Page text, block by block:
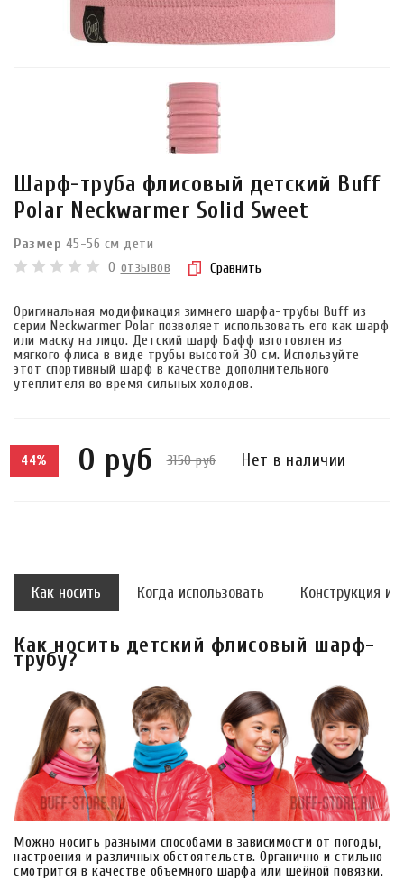
Шарф-труба флисовый детский Buff
Polar Neckwarmer Solid Sweet
Размер 45-56 см дети
0 отзывов Сравнить
Оригинальная модификация зимнего шарфа-трубы Buff из
серии Neckwarmer Polar позволяет использовать его как шарф
или маску на лицо. Детский шарф Бафф изготовлен из
мягкого флиса в виде трубы высотой 30 см. Используйте
этот спортивный шарф в качестве дополнительного
утеплителя во время сильных холодов.
44% 0 руб 3150 руб Нет в наличии
Как носить Когда использовать Конструкция и
Как носить детский флисовый шарф-
трубу?
Можно носить разными способами в зависимости от погоды,
настроения и различных обстоятельств. Органично и стильно
смотрится в качестве объемного шарфа или шейной повязки.